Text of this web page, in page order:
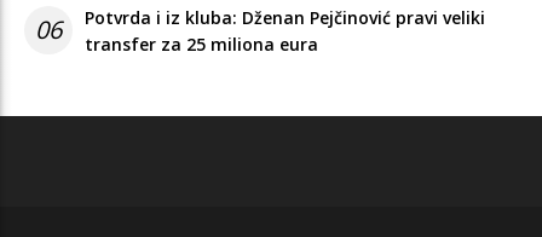
06
Potvrda i iz kluba: Dženan Pejčinović pravi veliki
transfer za 25 miliona eura